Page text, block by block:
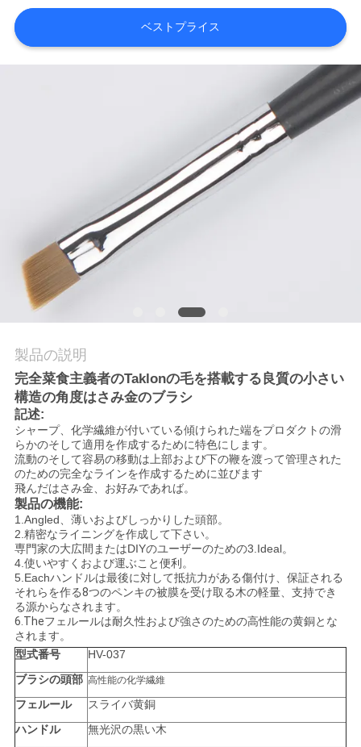
旅
行
地
図
PRIVACY
POLICY
ベストプライス
製品の説明
完全菜食主義者のTaklonの毛を搭載する良質の小さい
構造の角度はさみ金のブラシ
記述:
シャープ、化学繊維が付いている傾けられた端をプロダクトの滑
らかのそして適用を作成するために特色にします。
流動のそして容易の移動は上部および下の鞭を渡って管理された
のための完全なラインを作成するために並びます
飛んだはさみ金、お好みであれば。
製品の機能:
1.Angled、薄いおよびしっかりした頭部。
2.精密なライニングを作成して下さい。
専門家の大広間またはDIYのユーザーのための3.Ideal。
4.使いやすくおよび運ぶこと便利。
5.Eachハンドルは最後に対して抵抗力がある傷付け、保証される
それらを作る8つのペンキの被膜を受け取る木の軽量、支持でき
る源からなされます。
6.Theフェルールは耐久性および強さのための高性能の黄銅とな
されます。
型式番号
HV-037
ブラシの頭部 高性能の化学繊維
フェルール
スライバ黄銅
ハンドル
無光沢の黒い木